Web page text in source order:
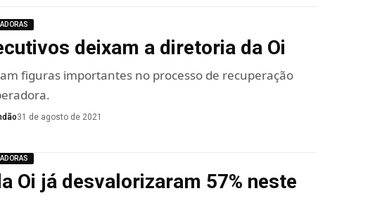
deixam a diretoria da Oi
figuras importantes no processo de recuperação
31 de agosto de 2021
Oi já desvalorizaram 57% neste